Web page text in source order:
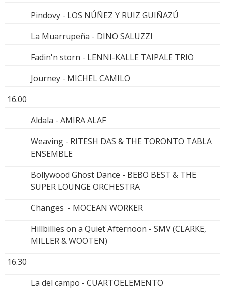
Pindovy - LOS NÚÑEZ Y RUIZ GUIÑAZÚ
La Muarrupeña - DINO SALUZZI
Fadin'n storn - LENNI-KALLE TAIPALE TRIO
Journey - MICHEL CAMILO
16.00
Aldala - AMIRA ALAF
Weaving - RITESH DAS & THE TORONTO TABLA
ENSEMBLE
Bollywood Ghost Dance - BEBO BEST & THE
SUPER LOUNGE ORCHESTRA
Changes - MOCEAN WORKER
Hillbillies on a Quiet Afternoon - SMV (CLARKE,
MILLER & WOOTEN)
16.30
La del campo - CUARTOELEMENTO